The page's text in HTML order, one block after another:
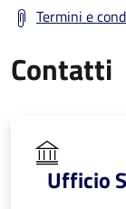
Termini e
Contatti
Ufficio